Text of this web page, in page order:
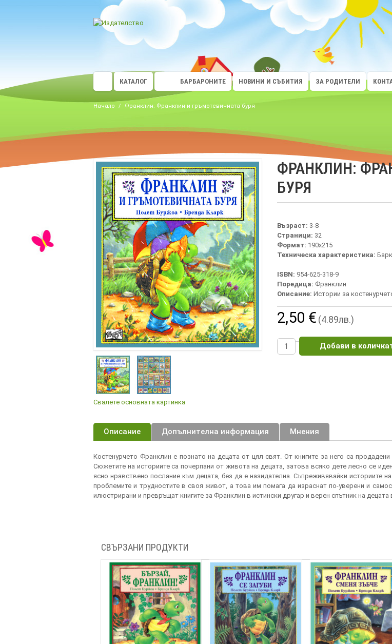
КАТАЛОГ БАРБАРОНИТЕ НОВИНИ И СЪБИТИЯ ЗА РОДИТЕЛИ
Начало / Франклин: Франклин и гръмотевичната буря
ФРАНКЛИН:
БУРЯ
Свалете основната картинка
Възраст: 3-8
Страници: 32
Формат: 190х215
Техническа характеристика:
ISBN: 954-625-318-9
Поредица: Франклин
Описание: Истории за
2,50 € (4.89лв.)
Добави в
Описание Допълнителна информация Мнения
Костенурчето Франклин е познато на децата от цял свят. От книгите за него са
Сюжетите на историите са почерпани от живота на децата, затова всяко дете лесно се
ясно нравствено послание към децата, без да е назидателна. Съпреживявайки историите
проблемите и трудностите в своя живот, а това им помага да израснат по-уверени и
илюстрирани и превръщат книгите за Франклин в истински другар и верен спътник на
СВЪРЗАНИ ПРОДУКТИ